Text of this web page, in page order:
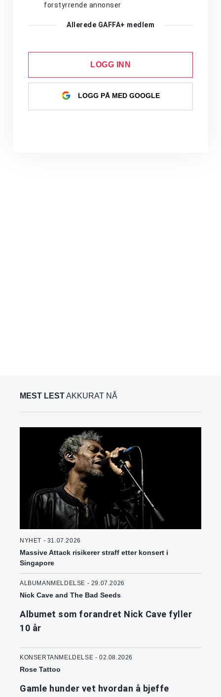
forstyrrende annonser
Allerede GAFFA+ medlem
LOGG INN
LOGG PÅ MED GOOGLE
MEST LESTAKKURAT NÅ
NYHET - 31.07.2026
Massive Attack risikerer straff etter konsert i
Singapore
ALBUMANMELDELSE - 29.07.2026
Nick Cave and The Bad Seeds
Albumet som forandret Nick Cave fyller
10 år
KONSERTANMELDELSE - 02.08.2026
Rose Tattoo
Gamle hunder vet hvordan å bjeffe